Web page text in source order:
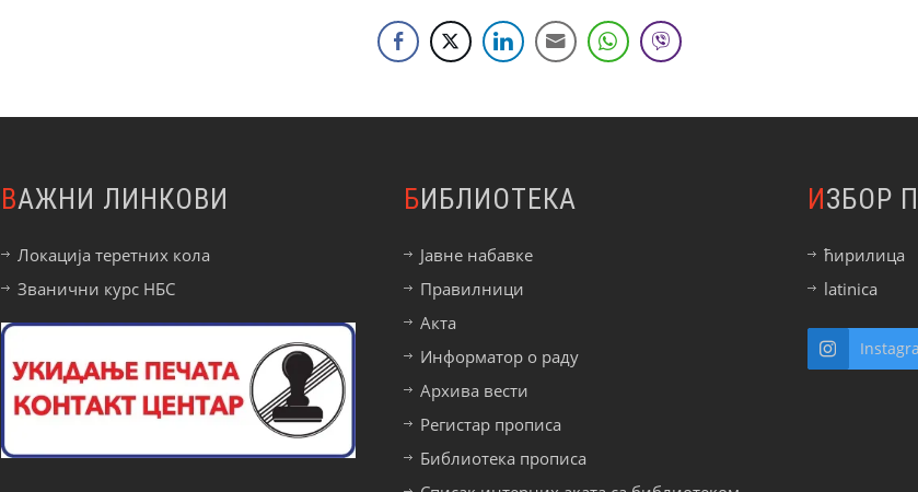
ВАЖНИ ЛИНКОВИ
Локација теретних кола
Званични курс НБС
БИБЛИОТЕКА
Јавне набавке
Правилници
Акта
Информатор о раду
Архива вести
Регистар прописа
Библиотека прописа
ИЗБОР
ћирилица
latinica